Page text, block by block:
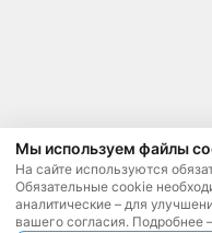
Мы используем файлы
На сайте используются
Обязательные cookie
аналитические – для
вашего согласия. Подробнее